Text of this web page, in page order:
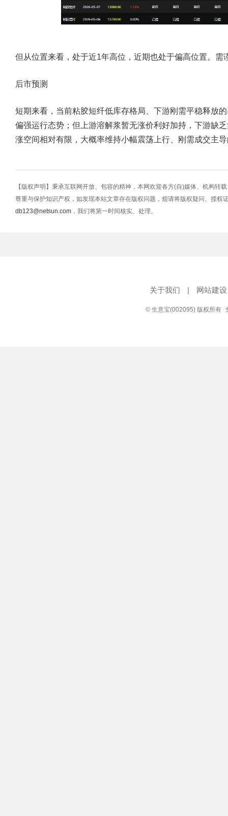
但从位置来看，处于近1年高位，近期也处于偏高位置。需
后市预测
短期来看，当前粘胶短纤低库存格局、下游刚需平稳释放
偏强运行态势；但上游溶解浆暂无涨价利好加持，下游缺
涨空间相对有限，大概率维持小幅震荡上行、刚需成交主
【版权声明】秉承互联网开放、包容的精神，本网欢迎各方(自)媒体、机构转
尊重与保护知识产权，如发现本站文章存在版权问题，烦请将版权疑问、授权
db123@netsun.com ，我们将第一时间核实、处理。
关于我们 | 网站建设
© 生意宝(002095) 版权所有